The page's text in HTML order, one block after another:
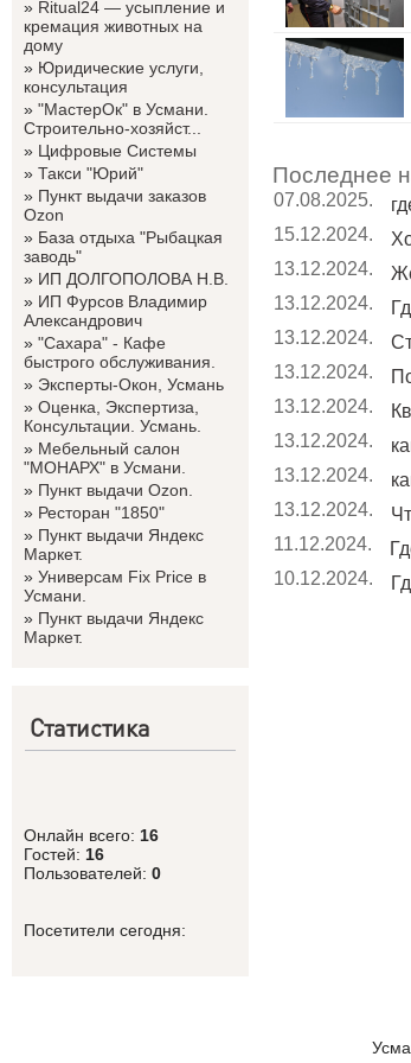
» Ritual24 — усыпление и
кремация животных на
дому
» Юридические услуги,
консультация
» "МастерОк" в Усмани.
Строительно-хозяйст...
» Цифровые Системы
» Такси "Юрий"
» Пункт выдачи заказов
Ozon
» База отдыха "Рыбацкая
заводь"
» ИП ДОЛГОПОЛОВА Н.В.
» ИП Фурсов Владимир
Александрович
» "Сахара" - Кафе
быстрого обслуживания.
» Эксперты-Окон, Усмань
» Оценка, Экспертиза,
Консультации. Усмань.
» Мебельный салон
"МОНАРХ" в Усмани.
» Пункт выдачи Ozon.
» Ресторан "1850"
» Пункт выдачи Яндекс
Маркет.
» Универсам Fix Price в
Усмани.
» Пункт выдачи Яндекс
Маркет.
Статистика
Онлайн всего: 16
Гостей: 16
Пользователей: 0
Посетители сегодня:
Последнее
07.08.2025.
15.12.2024.
13.12.2024.
13.12.2024.
13.12.2024.
13.12.2024.
13.12.2024.
13.12.2024.
13.12.2024.
13.12.2024.
11.12.2024.
10.12.2024.